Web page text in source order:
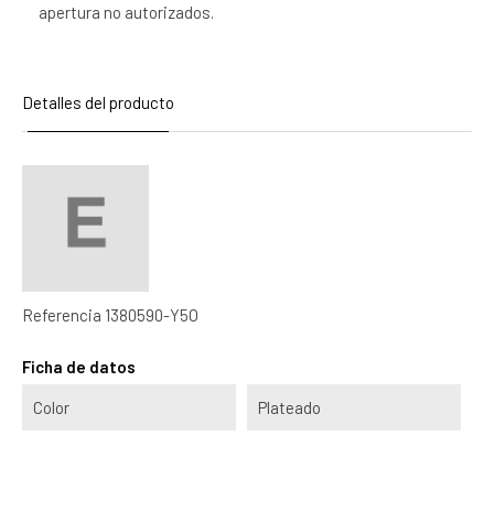
apertura no autorizados.
Detalles del producto
Referencia 1380590-Y5O
Ficha de datos
Color Plateado